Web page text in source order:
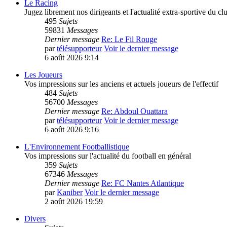
Le Racing
Jugez librement nos dirigeants et l'actualité extra-sportive du
495 Sujets
59831 Messages
Dernier message Re: Le Fil Rouge
partélésupporteur Voir le dernier message
6 août 2026 9:14
Les Joueurs
Vos impressions sur les anciens et actuels joueurs de l'effectif
484 Sujets
56700 Messages
Dernier message Re: Abdoul Ouattara
partélésupporteur Voir le dernier message
6 août 2026 9:16
L'Environnement Footballistique
Vos impressions sur l'actualité du football en général
359 Sujets
67346 Messages
Dernier message Re: FC Nantes Atlantique
parKaniber Voir le dernier message
2 août 2026 19:59
Divers